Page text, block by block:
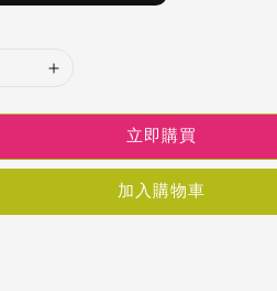
立即購買
加入購物車